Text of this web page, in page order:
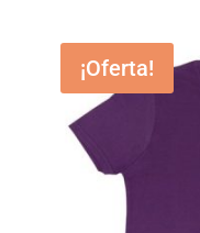
¡Oferta!